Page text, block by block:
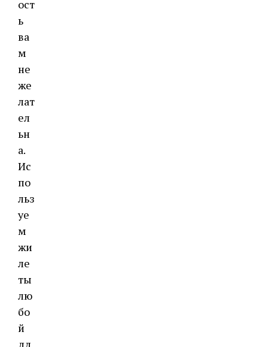
ост
ь
ва
м
не
же
лат
ел
ьн
а.
Ис
по
льз
уе
м
жи
ле
ты
лю
бо
й
дл